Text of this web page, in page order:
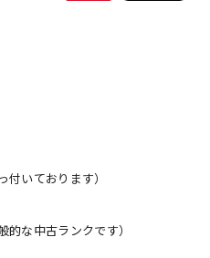
いております）
的な中古ランクです）